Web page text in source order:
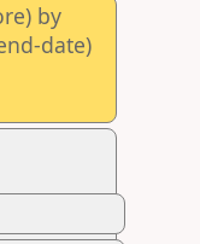
by
date)